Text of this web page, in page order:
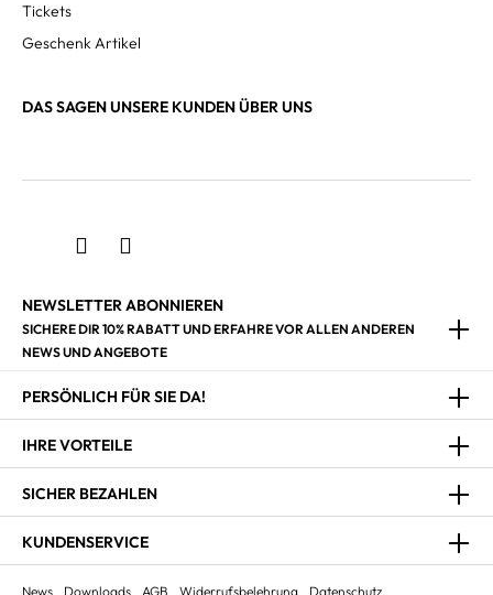
Tickets
Geschenk Artikel
DAS SAGEN UNSERE KUNDEN ÜBER UNS
NEWSLETTER ABONNIEREN
SICHERE DIR 10% RABATT UND ERFAHRE VOR ALLEN ANDEREN
NEWS UND ANGEBOTE
PERSÖNLICH FÜR SIE DA!
IHRE VORTEILE
SICHER BEZAHLEN
KUNDENSERVICE
News Downloads AGB Widerrufsbelehrung Datenschutz